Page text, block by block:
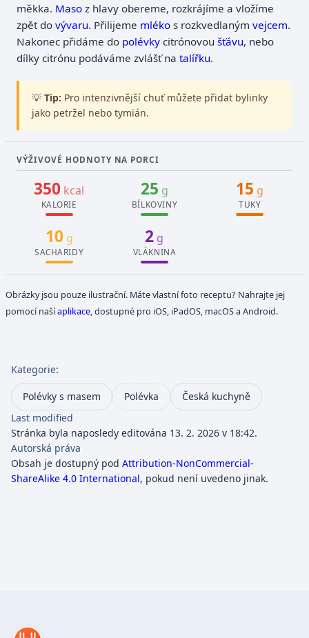
měkka. Maso z hlavy obereme, rozkrájíme a vložíme
zpět dovývaru. Přilijeme mléko s rozkvedlanýmvejcem.
Nakonec přidáme do polévky citrónovoušťávu, nebo
dílky citrónu podáváme zvlášť natalířku.
💡 Tip: Pro intenzivnější chuť můžete přidat bylinky
jako petržel nebo tymián.
VÝŽIVOVÉ HODNOTY NA PORCI
350 kcal
KALORIE
25 g
BÍLKOVINY
15 g
TUKY
10g
SACHARIDY
2 g
VLÁKNINA
Obrázky jsou pouze ilustrační. Máte vlastní foto receptu? Nahrajte jej
pomocí našíaplikace, dostupné pro iOS, iPadOS, macOS a Android.
Kategorie:
Polévky s masem Polévka
Česká kuchyně
Last modified
Stránka byla naposledy editována 13. 2. 2026 v 18:42.
Autorská práva
Obsah je dostupný pod Attribution-NonCommercial-
ShareAlike 4.0 International, pokud není uvedeno jinak.